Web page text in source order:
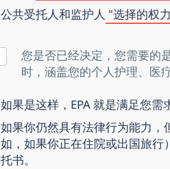
公共受托人和监护人 "选择的权
您是否已经决定，您需要的
时，涵盖您的个人护理、医
如果是这样，EPA 就是满足您需
如果你仍然具有法律行为能力
如，如果你正在住院或出国旅
托书。